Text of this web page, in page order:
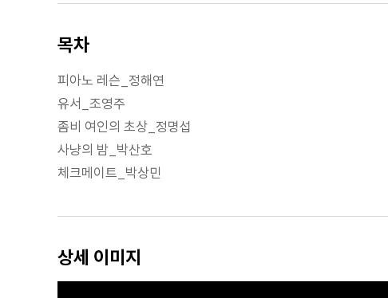
목차
피아노 레슨_정해연
유서_조영주
좀비 여인의 초상_정명섭
사냥의 밤_박산호
체크메이트_박상민
상세 이미지